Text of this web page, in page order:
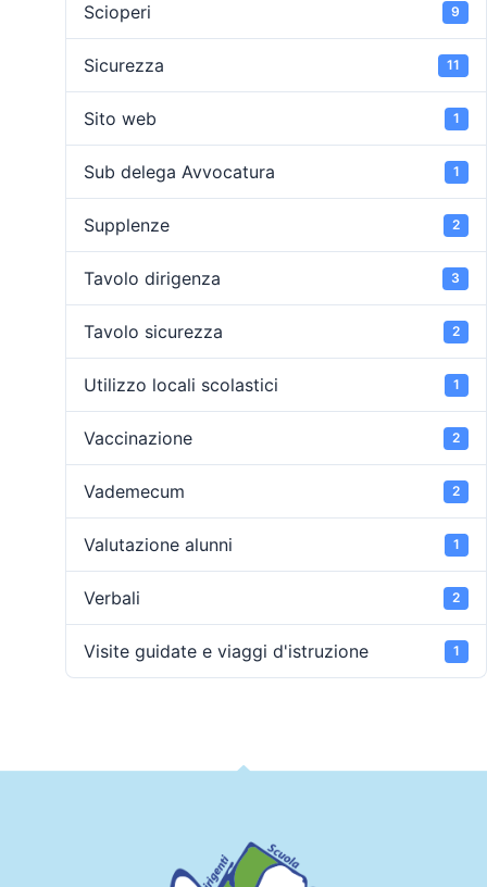
Scioperi 9
Sicurezza 11
Sito web 1
Sub delega Avvocatura 1
Supplenze 2
Tavolo dirigenza 3
Tavolo sicurezza 2
Utilizzo locali scolastici 1
Vaccinazione 2
Vademecum 2
Valutazione alunni 1
Verbali 2
Visite guidate e viaggi d'istruzione 1